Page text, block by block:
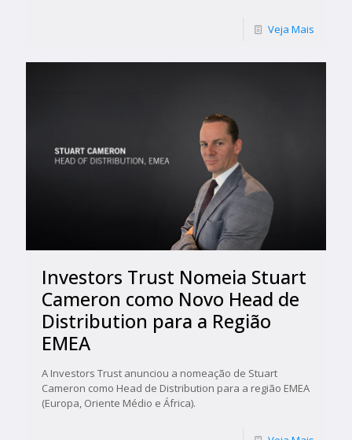
Veja Mais
Investors Trust Nomeia Stuart
Cameron como Novo Head de
Distribution para a Região
EMEA
A Investors Trust anunciou a nomeação de Stuart
Cameron como Head de Distribution para a região EMEA
(Europa, Oriente Médio e África).